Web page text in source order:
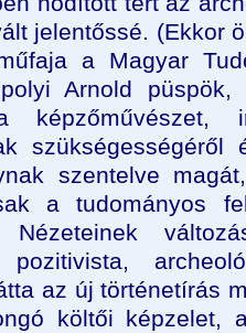
jelentőssé. (Ekkor
a Magyar
Arnold
képzőművészet,
szentelve
a tudományos
Nézeteinek
pozitivista,
az új történetírás
költői képzelet,